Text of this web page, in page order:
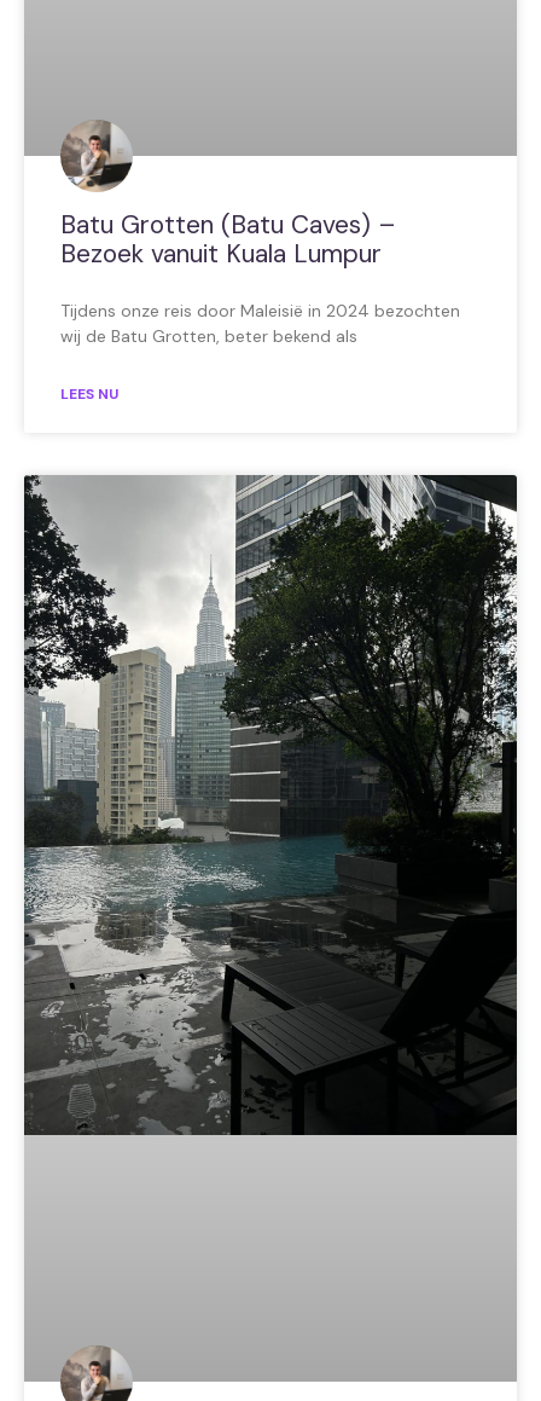
Batu Grotten (Batu Caves) –
Bezoek vanuit Kuala Lumpur
Tijdens onze reis door Maleisië in 2024 bezochten
wij de Batu Grotten, beter bekend als
LEES NU